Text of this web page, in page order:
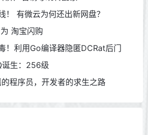
！ 有微云为何还出新网盘？
淘宝闪购
！利用Go编译器隐匿DCRat后门
诞生：256级
程序员，开发者的求生之路